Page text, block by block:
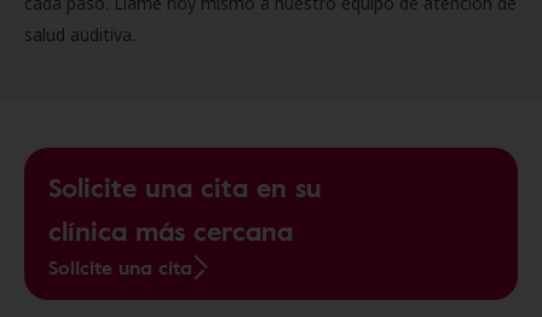
salud auditiva.
Solicite una cita en su
clínica más cercana
Solicite una cita